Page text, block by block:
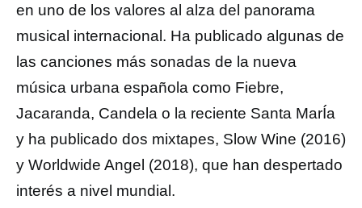
en uno de los valores al alza del panorama
musical internacional. Ha publicado algunas de
las canciones más sonadas de la nueva
música urbana española como Fiebre,
Jacaranda, Candela o la reciente Santa MarÍa
y ha publicado dos mixtapes, Slow Wine (2016)
y Worldwide Angel (2018), que han despertado
interés a nivel mundial.